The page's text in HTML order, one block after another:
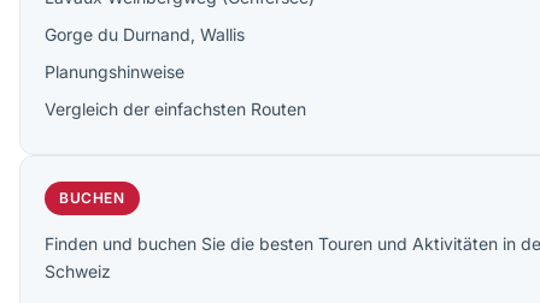
Gorge du Durnand, Wallis
Planungshinweise
Vergleich der einfachsten Routen
BUCHEN
Finden und buchen Sie die besten Touren und Aktivitäten in
Schweiz